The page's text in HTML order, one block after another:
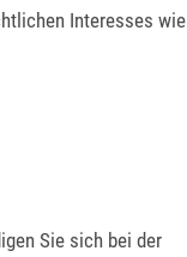
Interesses wie
Sie sich bei der